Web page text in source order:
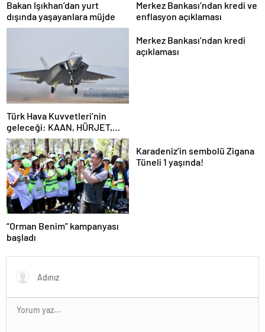
Bakan Işıkhan’dan yurt
dışında yaşayanlara müjde
Merkez Bankası’ndan kredi ve
enflasyon açıklaması
Türk Hava Kuvvetleri’nin
geleceği: KAAN, HÜRJET,
GÖKBEY ve HÜRKÜŞ
Merkez Bankası’ndan kredi
açıklaması
“Orman Benim” kampanyası
başladı
Karadeniz’in sembolü Zigana
Tüneli 1 yaşında!